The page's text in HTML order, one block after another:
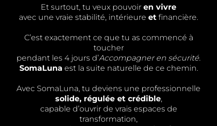
Et surtout, tu veux pouvoir en vivre
avec une vraie stabilité, intérieure et financière.
C’est exactement ce que tu as commencé à
toucher
pendant les 4 jours d’Accompagner en sécurité.
SomaLuna est la suite naturelle de ce chemin.
Avec SomaLuna, tu deviens une professionnelle
solide, régulée et crédible,
capable d’ouvrir de vrais espaces de
transformation,